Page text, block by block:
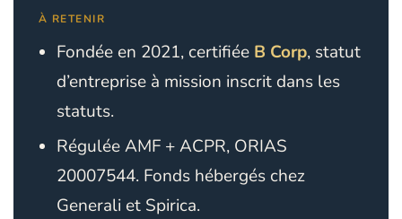
À RETENIR
Fondée en 2021, certifiée B Corp, statut
d’entreprise à mission inscrit dans les
statuts.
Régulée AMF + ACPR, ORIAS
20007544. Fonds hébergés chez
Generali et Spirica.